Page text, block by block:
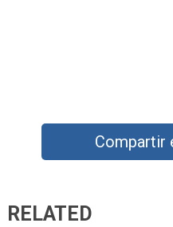
Compartir
RELATED